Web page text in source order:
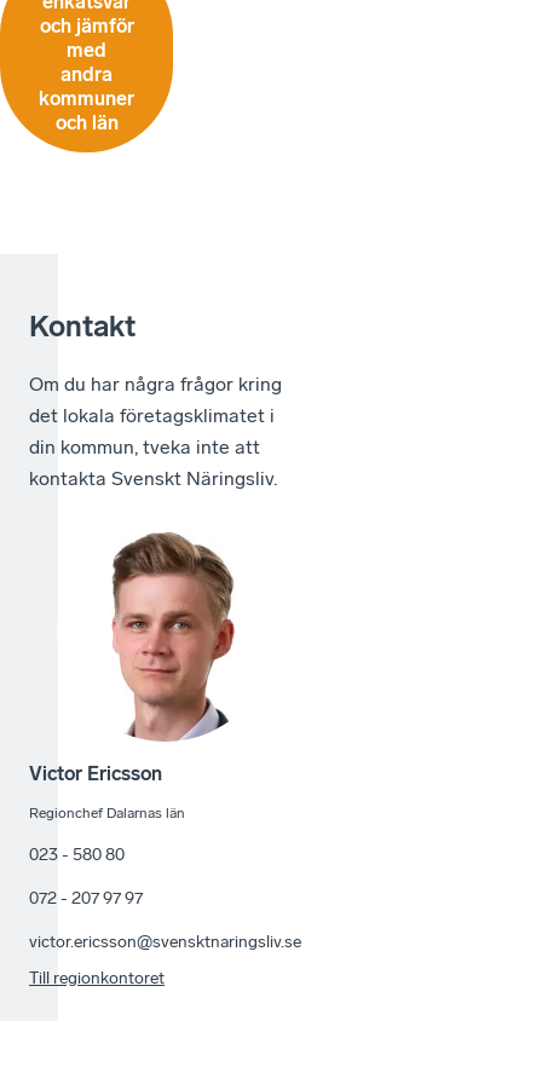
och jämför
med
andra
kommuner
och län
Kontakt
Om du har några frågor kring
det lokala företagsklimatet i
din kommun, tveka inte att
kontakta Svenskt Näringsliv.
Victor Ericsson
Regionchef Dalarnas län
023 - 580 80
072 - 207 97 97
victor.ericsson@svensktnaringsliv.se
Till regionkontoret